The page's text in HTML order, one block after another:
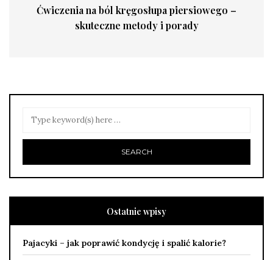
Ćwiczenia na ból kręgosłupa piersiowego –
skuteczne metody i porady
Ostatnie wpisy
Pajacyki – jak poprawić kondycję i spalić kalorie?